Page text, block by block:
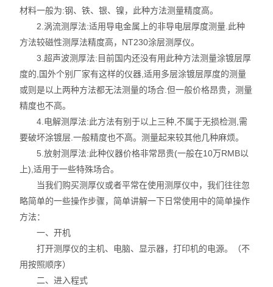
液相色谱仪
矿石分析仪
合金分析仪
元素分析仪
不锈钢分析仪
镀层测厚仪/膜厚仪
维修国内、国外ROHS检测仪
口罩设备
材料一般为:钢、铁、银、镍，此种方法测量精度高。
2.涡流测厚法:适用导电金属上的非导电层厚度测量.此种
方法较磁性测厚法精度高，NT230涂层测厚仪。
3.超声波测厚法:目前国内还没有用此种方法测量涂镀层厚
度的,国外个别厂家有这样的仪器,适用多层涂镀层厚度的测量
或则是以上两种方法都无法测量的场合.但一般价格昂贵，测量
精度也不高。
4.电解测厚法:此方法有别于以上三种,不属于无损检测,需
要破坏涂镀层.一般精度也不高。测量起来较其他几种麻烦。
5.放射测厚法:此种仪器价格非常昂贵(一般在10万RMB以
上),适用于一些特殊场合。
当我们购买测厚仪或者平常在使用测厚仪中，我们往往忽
略简单的一些操作步骤，简单讲解一下日常使用中的简单操作
方法：
一、开机
打开测厚仪的主机、电脑、显示器，打印机的电源。（不
用按照顺序）
二、进入程式